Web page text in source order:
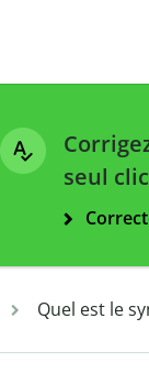
seul
Quel est le